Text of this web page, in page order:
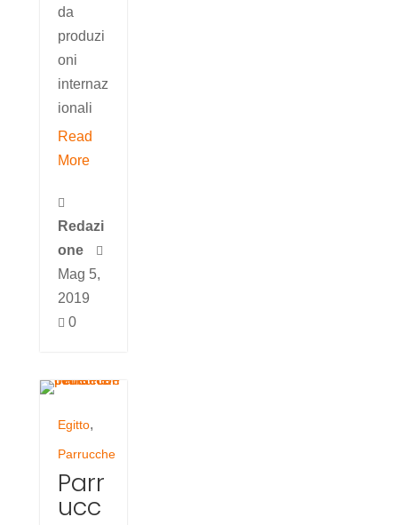
da
produzi
oni
internaz
ionali
Read
More

Redazi
one

Mag 5,
2019
 0
Egitto,
Parrucche
Parr
ucc